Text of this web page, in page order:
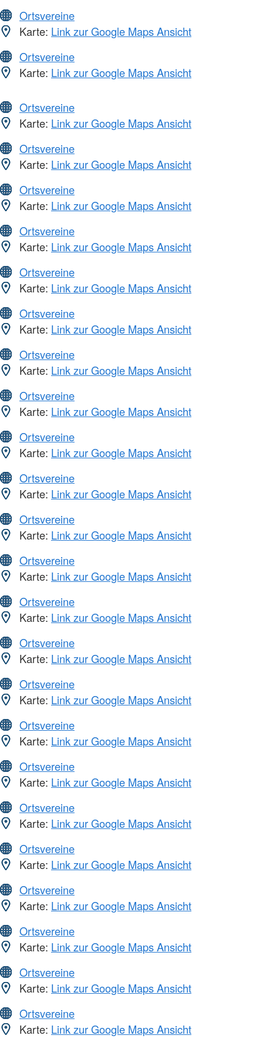
Ortsvereine
Karte: Link zur Google Maps Ansicht
Ortsvereine
Karte: Link zur Google Maps Ansicht
Ortsvereine
Karte: Link zur Google Maps Ansicht
Ortsvereine
Karte: Link zur Google Maps Ansicht
Ortsvereine
Karte: Link zur Google Maps Ansicht
Ortsvereine
Karte: Link zur Google Maps Ansicht
Ortsvereine
Karte: Link zur Google Maps Ansicht
Ortsvereine
Karte: Link zur Google Maps Ansicht
Ortsvereine
Karte: Link zur Google Maps Ansicht
Ortsvereine
Karte: Link zur Google Maps Ansicht
Ortsvereine
Karte: Link zur Google Maps Ansicht
Ortsvereine
Karte: Link zur Google Maps Ansicht
Ortsvereine
Karte: Link zur Google Maps Ansicht
Ortsvereine
Karte: Link zur Google Maps Ansicht
Ortsvereine
Karte: Link zur Google Maps Ansicht
Ortsvereine
Karte: Link zur Google Maps Ansicht
Ortsvereine
Karte: Link zur Google Maps Ansicht
Ortsvereine
Karte: Link zur Google Maps Ansicht
Ortsvereine
Karte: Link zur Google Maps Ansicht
Ortsvereine
Karte: Link zur Google Maps Ansicht
Ortsvereine
Karte: Link zur Google Maps Ansicht
Ortsvereine
Karte: Link zur Google Maps Ansicht
Ortsvereine
Karte: Link zur Google Maps Ansicht
Ortsvereine
Karte: Link zur Google Maps Ansicht
Ortsvereine
Karte: Link zur Google Maps Ansicht